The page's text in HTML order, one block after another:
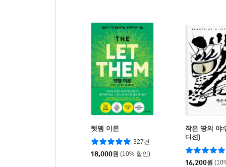
렛뎀 이론
327건
18,000원 (10% 할인)
작은 땅의 야
디션)
16,200원